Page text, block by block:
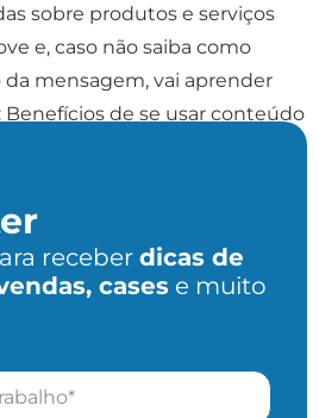
sobre produtos e serviços
e, caso não saiba como
mensagem, vai aprender
Benefícios de se usar conteúdo
receber dicas de
cases e muito